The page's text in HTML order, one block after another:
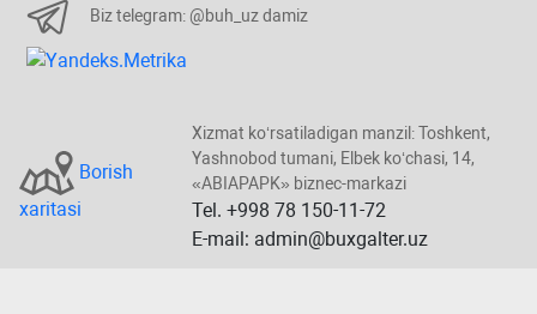
Biz telegram: @buh_uz damiz
Borish
хaritasi
Xizmat koʻrsatiladigan manzil: Toshkent,
Yashnobod tumani, Elbek koʻchasi, 14,
«ABIAPAPK» biznec-markazi
Tel. +998 78 150-11-72
E-mail: admin@buxgalter.uz